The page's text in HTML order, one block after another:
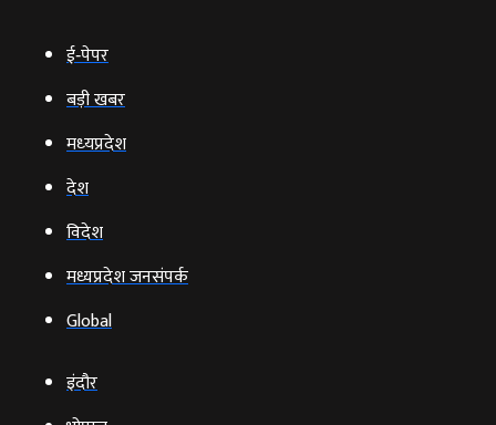
ई‑पेपर
बड़ी खबर
मध्‍यप्रदेश
देश
विदेश
मध्यप्रदेश जनसंपर्क
Global
इंदौर